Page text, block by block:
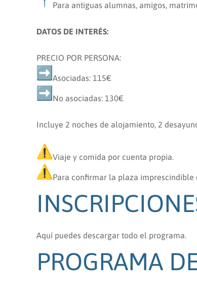
Para antiguas alumnas, amigos,
DATOS DE INTERÉS:
PRECIO POR PERSONA:
Asociadas: 115€
No asociadas: 130€
Incluye 2 noches de alojamiento, 2
Viaje y comida por cuenta propia.
Para confirmar la plaza
Aquí puedes descargar todo el programa.
PROGRAMA